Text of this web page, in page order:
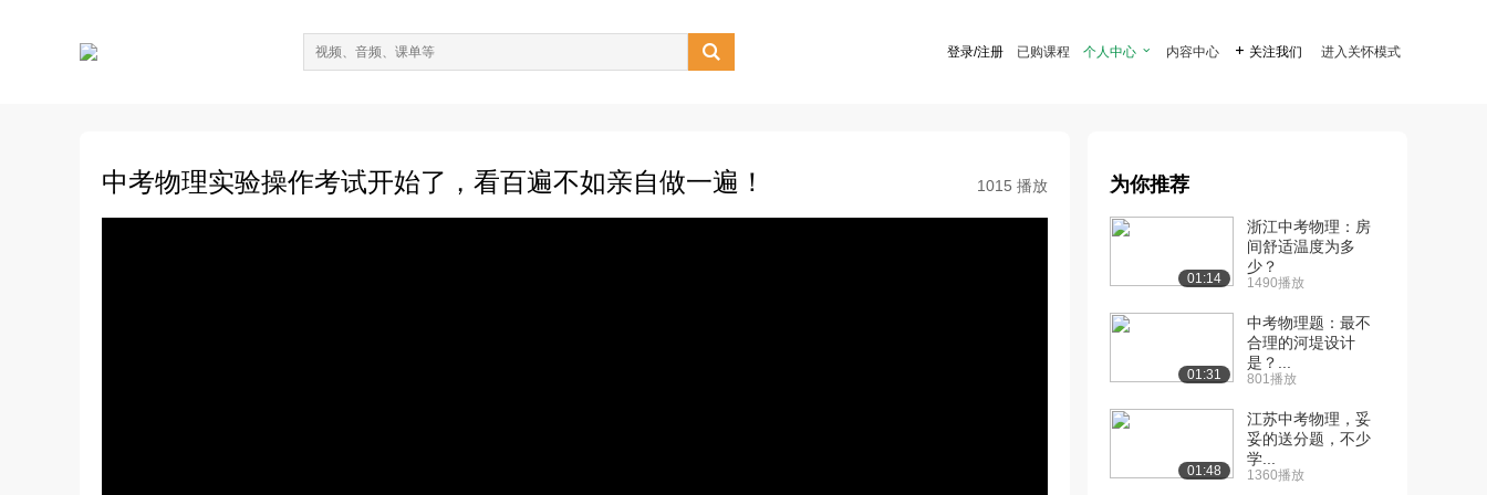
 登录/注册 已购课程 个人中心  内容中心  关注我们 进入关怀模式
中考物理实验操作考试开始了，看百遍不如亲自做一遍！ 1015 播放 为你推荐
01:14
浙江中考物理：房
间舒适温度为多
少？
1490播放
01:31
中考物理题：最不
合理的河堤设计
是？...
801播放
01:48
江苏中考物理，妥
妥的送分题，不少
学...
1360播放